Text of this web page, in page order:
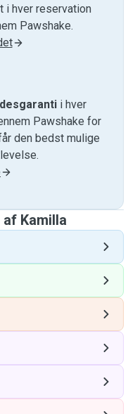
i hver reservation
Pawshake.
i hver
Pawshake for
den bedst mulige
​​Kamilla